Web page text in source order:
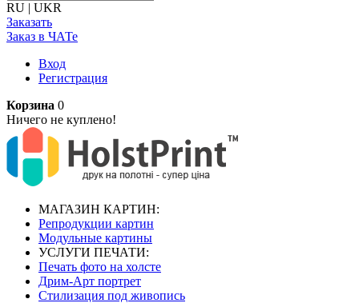
RU | UKR
Заказать
Заказ в ЧАТе
Вход
Регистрация
Корзина 0
Ничего не куплено!
МАГАЗИН КАРТИН:
Репродукции картин
Модульные картины
УСЛУГИ ПЕЧАТИ:
Печать фото на холсте
Дрим-Арт портрет
Стилизация под живопись